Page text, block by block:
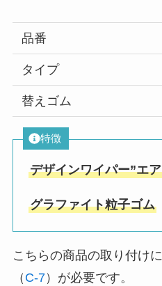
品番
タイプ
替えゴム
特徴
デザインワイパー”エ
グラファイト粒子ゴム
こちらの商品の取り付け
（ C-7）が必要です。